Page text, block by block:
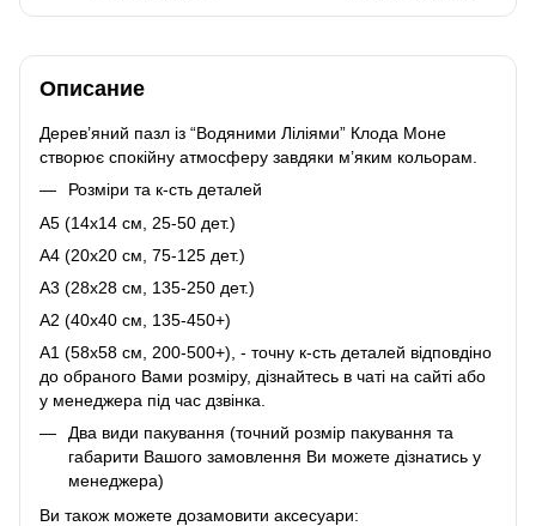
Описание
Дерев’яний пазл із “Водяними Ліліями” Клода Моне
створює спокійну атмосферу завдяки м’яким кольорам.
Розміри та к-сть деталей
A5 (14х14 см, 25-50 дет.)
A4 (20x20 см, 75-125 дет.)
A3 (28х28 см, 135-250 дет.)
A2 (40х40 см, 135-450+)
A1 (58х58 см, 200-500+), - точну к-сть деталей відповдіно
до обраного Вами розміру, дізнайтесь в чаті на сайті або
у менеджера під час дзвінка.
Два види пакування (точний розмір пакування та
габарити Вашого замовлення Ви можете дізнатись у
менеджера)
Ви також можете дозамовити аксесуари: